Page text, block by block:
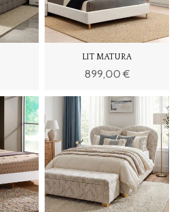
LIT MATURA
899,00 €